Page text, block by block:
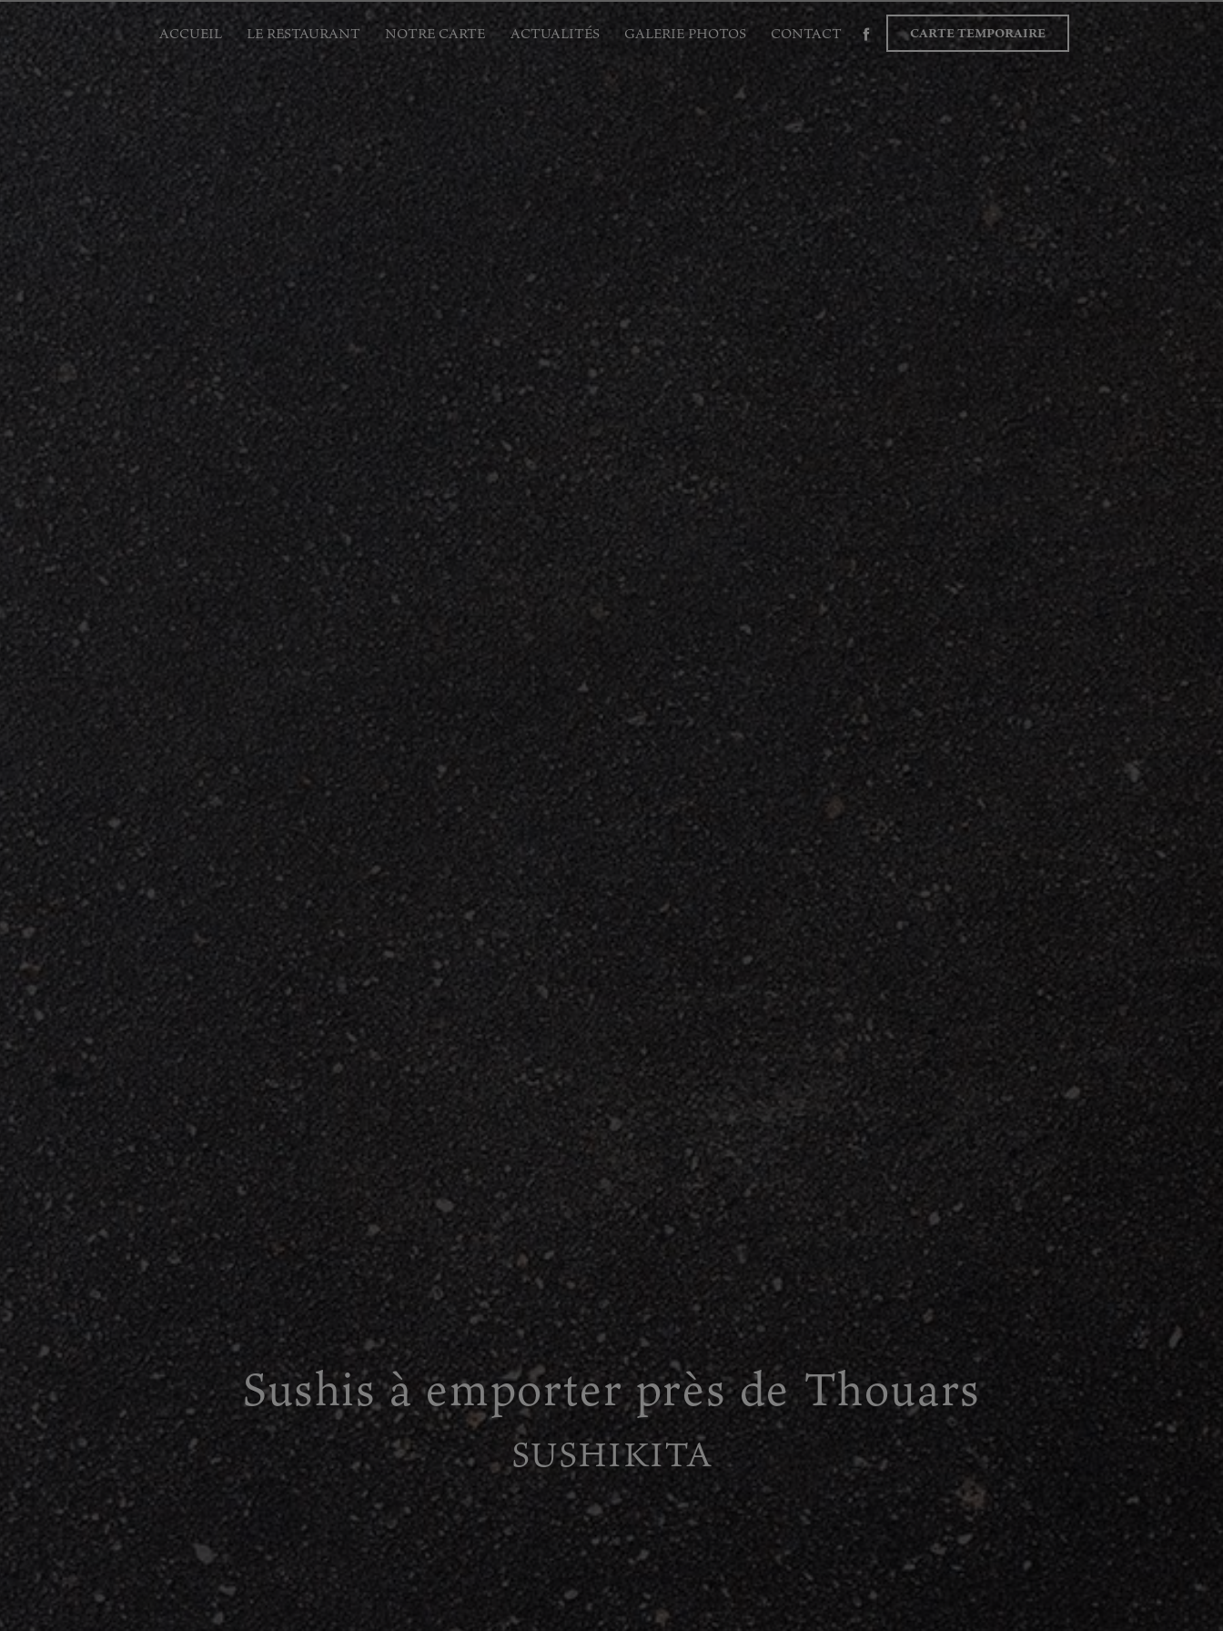
ACCUEIL LE RESTAURANT NOTRE CARTE ACTUALITÉS GALERIE PHOTOS CONTACT CARTE TEMPORAIRE
Sushis à emporter près de Thouars
SUSHIKITA
Panneau de gestion des cookies